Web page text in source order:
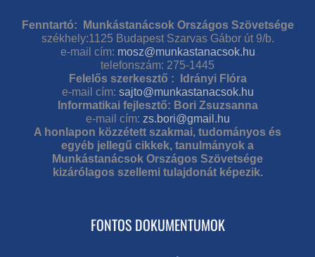
Fenntartó: Munkástanácsok Országos Szövetsége
székhely:1125 Budapest Szarvas Gábor út 9/b.
e-mail cím: mosz@munkastanacsok.hu
telefonszám: 275-1445
Felelős szerkesztő : Idrányi Flóra
e-mail cím: sajto@munkastanacsok.hu
Informatikai fejlesztő: Bori Zsuzsanna
e-mail cím: zs.bori@gmail.hu
A honlapon közzétett szakmai, tudományos és
egyéb jellegű cikkek, tanulmányok a
Munkástanácsok Országos Szövetsége
kizárólagos szellemi tulajdonát képezik.
FONTOS DOKUMENTUMOK